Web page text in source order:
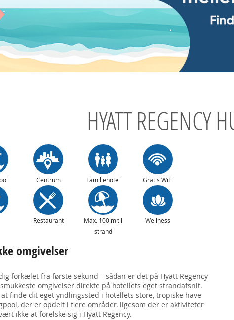
HYATT REGENCY
Centrum Familiehotel Gratis WiFi
Restaurant
Max. 100 m til
strand
Wellness
omgivelser
forkælet fra første sekund – sådan er det på Hyatt Regency
omgivelser direkte på hotellets eget strandafsnit.
finde dit eget yndlingssted i hotellets store, tropiske have
der er opdelt i flere områder, ligesom der er aktiviteter
ikke at forelske sig i Hyatt Regency.